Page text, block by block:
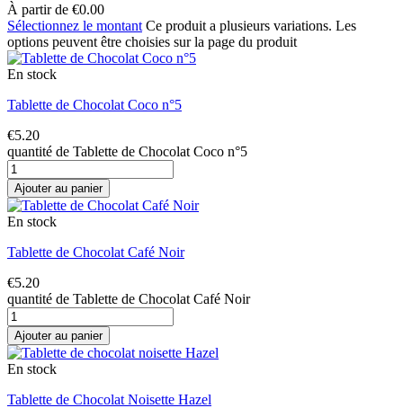
À partir de €0.00
Sélectionnez le montant Ce produit a plusieurs variations. Les
options peuvent être choisies sur la page du produit
En stock
Tablette de Chocolat Coco n°5
€5.20
quantité de Tablette de Chocolat Coco n°5
Ajouter au panier
En stock
Tablette de Chocolat Café Noir
€5.20
quantité de Tablette de Chocolat Café Noir
Ajouter au panier
En stock
Tablette de Chocolat Noisette Hazel